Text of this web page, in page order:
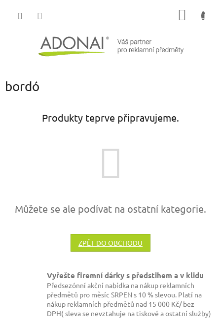
bordó
Produkty teprve připravujeme.
Můžete se ale podívat na ostatní kategorie.
ZPĚT DO OBCHODU
Vyřešte firemní dárky s předstihem a v klidu
Předsezónní akční nabídka na nákup reklamních
předmětů pro měsíc SRPEN s 10 % slevou. Platí na
nákup reklamních předmětů nad 15 000 Kč/ bez
DPH( sleva se nevztahuje na tiskové a ostatní služby)